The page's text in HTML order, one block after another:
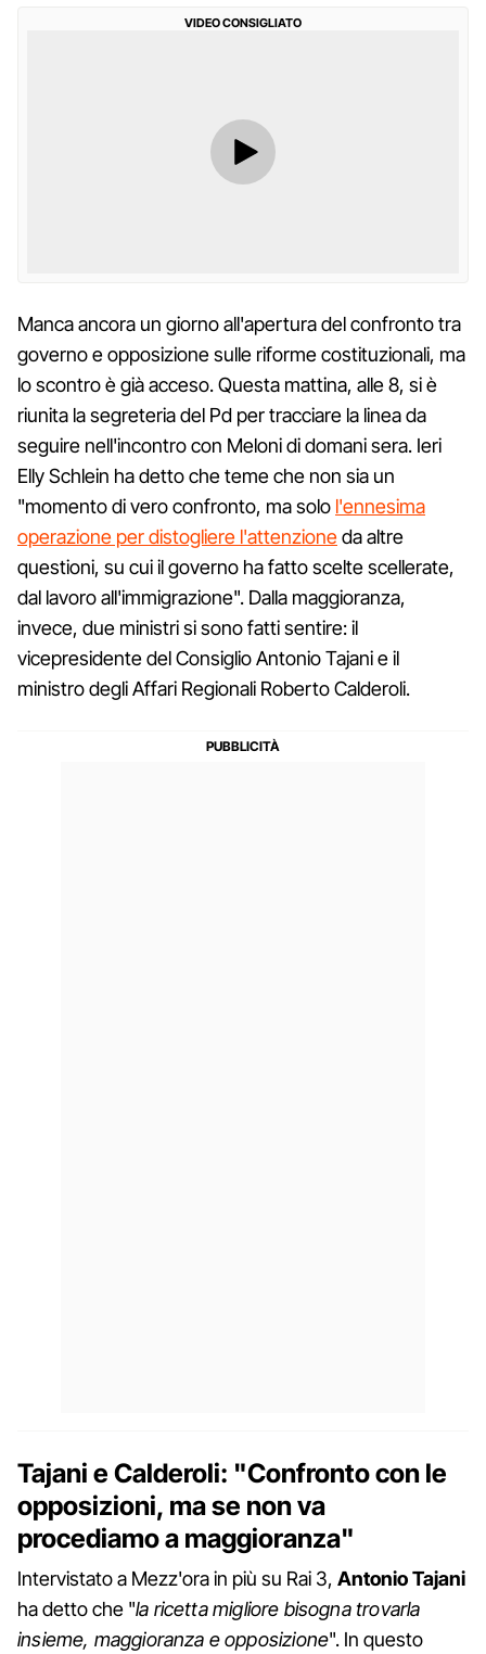
VIDEO CONSIGLIATO
Manca ancora un giorno all'apertura del confronto tra
governo e opposizione sulle riforme costituzionali, ma
lo scontro è già acceso. Questa mattina, alle 8, si è
riunita la segreteria del Pd per tracciare la linea da
seguire nell'incontro con Meloni di domani sera. Ieri
Elly Schlein ha detto che teme che non sia un
"momento di vero confronto, ma solo l'ennesima
operazione per distogliere l'attenzioneda altre
questioni, su cui il governo ha fatto scelte scellerate,
dal lavoro all'immigrazione". Dalla maggioranza,
invece, due ministri si sono fatti sentire: il
vicepresidente del Consiglio Antonio Tajani e il
ministro degli Affari Regionali Roberto Calderoli.
Tajani e Calderoli: "Confronto con le
opposizioni, ma se non va
procediamo a maggioranza"
Intervistato a Mezz'ora in più su Rai 3, Antonio Tajani
ha detto che "la ricetta migliore bisogna trovarla
insieme, maggioranza e opposizione". In questo